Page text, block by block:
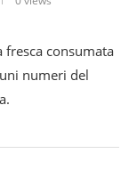
fresca consumata
numeri del